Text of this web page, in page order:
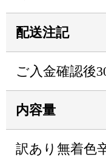
配送注記
ご入金確認後
内容量
訳あり無着色